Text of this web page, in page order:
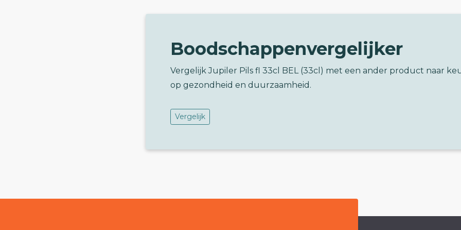
Boodschappenvergelijker
Vergelijk Jupiler Pils fl 33cl BEL (33cl) met een ander product naar
op gezondheid en duurzaamheid.
Vergelijk